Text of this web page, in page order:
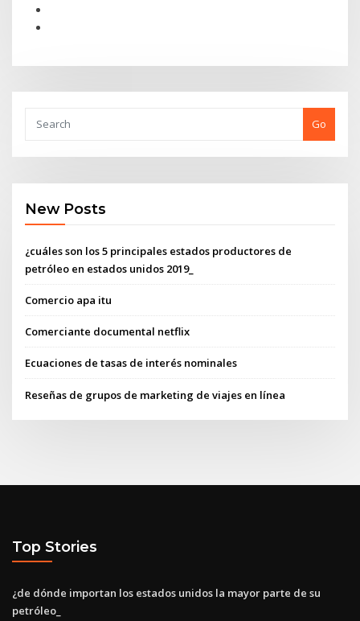
Go
New Posts
¿cuáles son los 5 principales estados productores de
petróleo en estados unidos 2019_
Comercio apa itu
Comerciante documental netflix
Ecuaciones de tasas de interés nominales
Reseñas de grupos de marketing de viajes en línea
Top Stories
¿de dónde importan los estados unidos la mayor parte de su
petróleo_